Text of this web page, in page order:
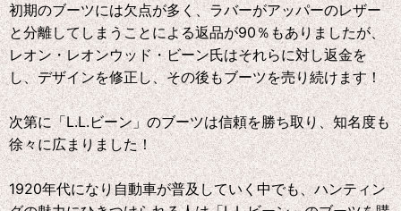
初期のブーツには欠点が多く、ラバーがアッパーのレザー
と分離してしまうことによる返品が90％もありましたが、
レオン・レオンウッド・ビーン氏はそれらに対し返金を
し、デザインを修正し、その後もブーツを売り続けます！
次第に「L.L.ビーン」のブーツは信頼を勝ち取り、知名度も
徐々に広まりました！
1920年代になり自動車が普及していく中でも、ハンティン